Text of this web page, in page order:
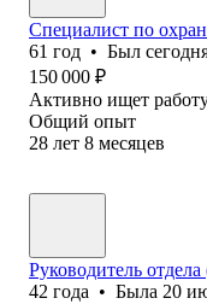
Специалист по
61 год • Был
150 000 ₽
Активно ищет
Общий опыт
28 лет 8 месяцев
Руководитель
42 года • Была 20